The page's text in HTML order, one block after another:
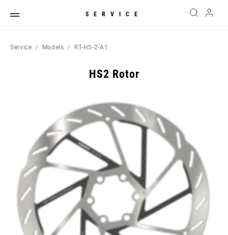
SERVICE
Service Models RT-HS-2-A1
HS2 Rotor